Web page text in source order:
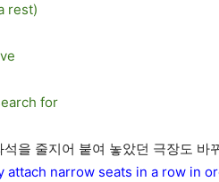
rest)
for
을 줄지어 붙여 놓았던 극장도 바
attach narrow seats in a row in